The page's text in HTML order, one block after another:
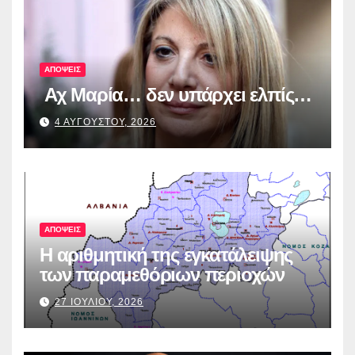
λογοδοσία»
ΑΠΟΨΕΙΣ
Αχ Μαρία… δεν υπάρχει ελπίς…
4 ΑΥΓΟΥΣΤΟΥ, 2026
ΑΠΟΨΕΙΣ
Η αριθμητική της εγκατάλειψης
των παραμεθόριων περιοχών
27 ΙΟΥΛΙΟΥ, 2026